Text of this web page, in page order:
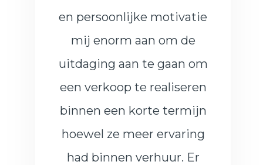
en persoonlijke motivatie
mij enorm aan om de
uitdaging aan te gaan om
een verkoop te realiseren
binnen een korte termijn
hoewel ze meer ervaring
had binnen verhuur. Er